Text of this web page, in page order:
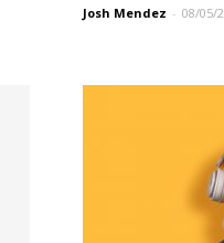
Josh Mendez - 08/05/